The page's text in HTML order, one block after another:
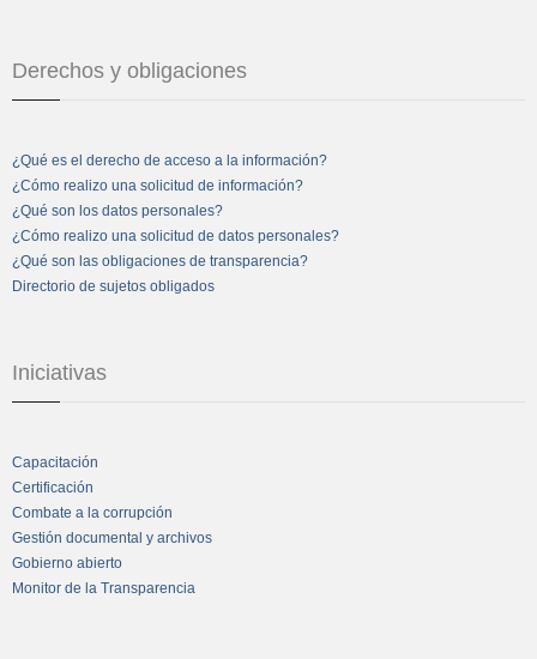
Derechos y obligaciones
¿Qué es el derecho de acceso a la información?
¿Cómo realizo una solicitud de información?
¿Qué son los datos personales?
¿Cómo realizo una solicitud de datos personales?
¿Qué son las obligaciones de transparencia?
Directorio de sujetos obligados
Iniciativas
Capacitación
Certificación
Combate a la corrupción
Gestión documental y archivos
Gobierno abierto
Monitor de la Transparencia